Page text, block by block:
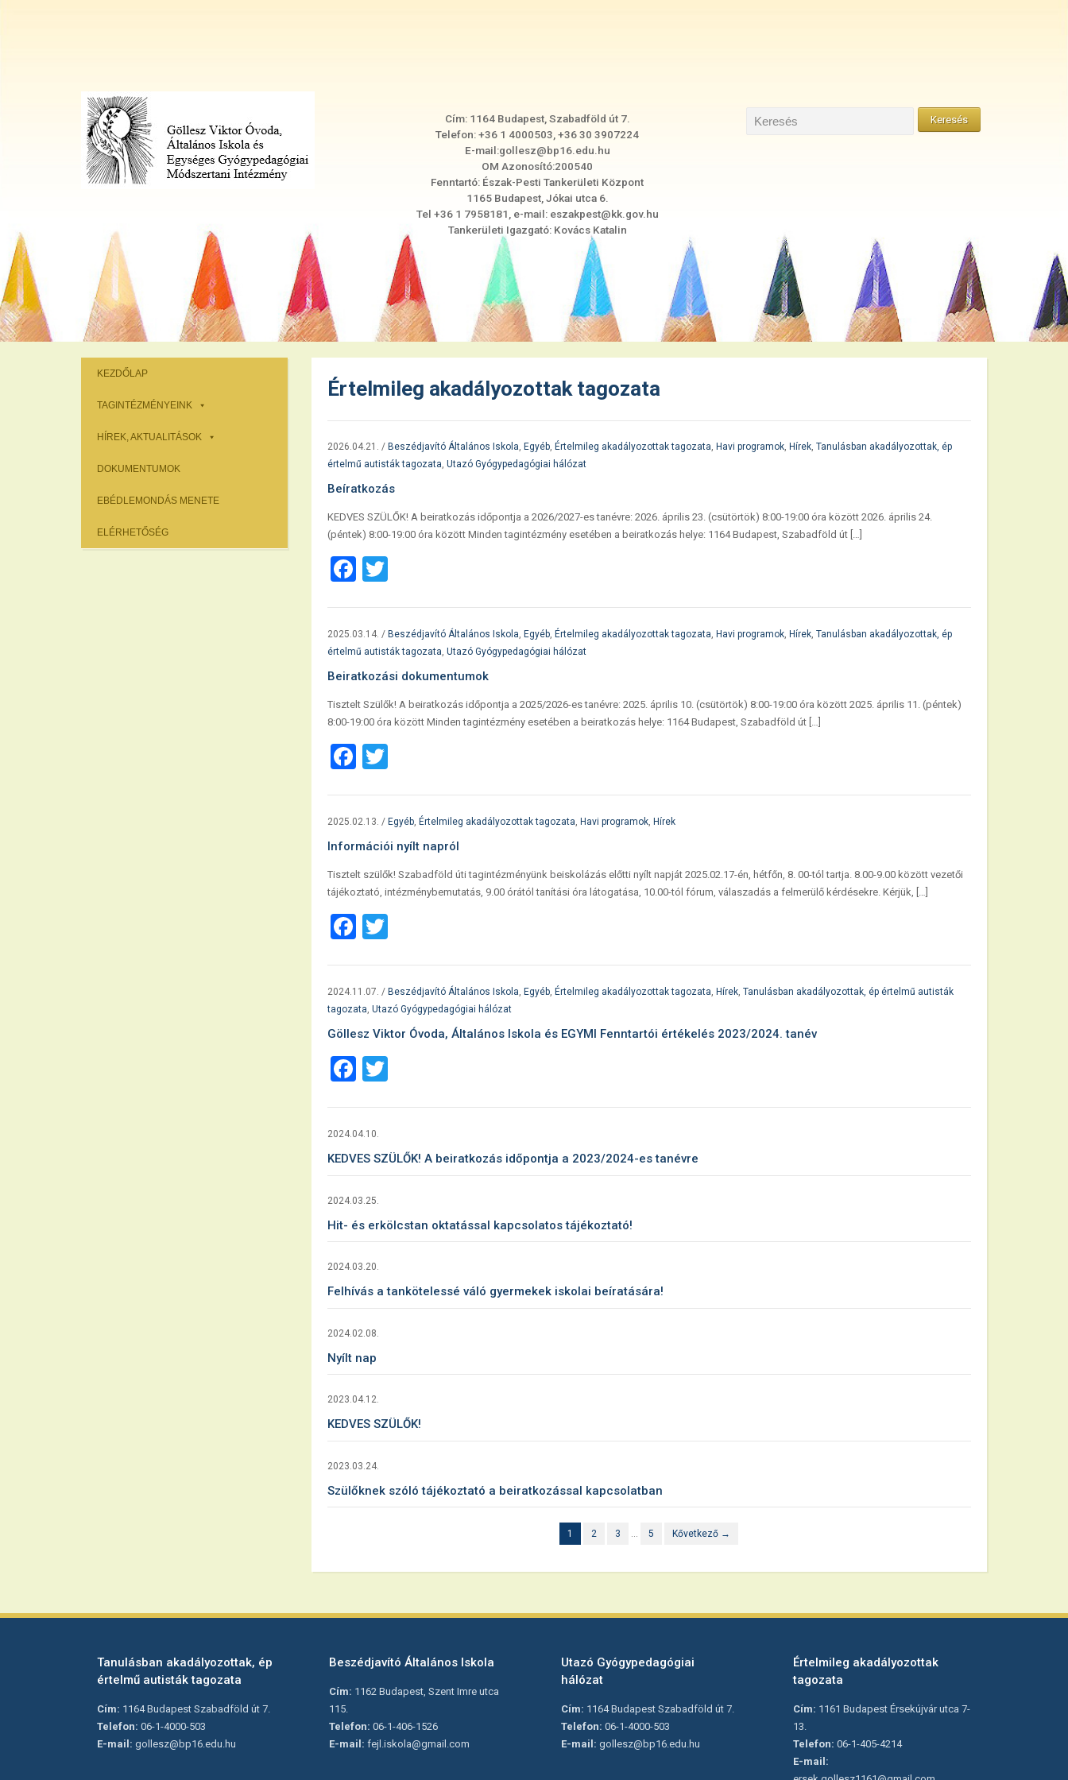
Cím: 1164 Budapest, Szabadföld út 7.
Telefon: +36 1 4000503, +36 30 3907224
E-mail:gollesz@bp16.edu.hu
OM Azonosító:200540
Fenntartó: Észak-Pesti Tankerületi Központ
1165 Budapest, Jókai utca 6.
Tel +36 1 7958181, e-mail: eszakpest@kk.gov.hu
Tankerületi Igazgató: Kovács Katalin
KEZDŐLAP
TAGINTÉZMÉNYEINK
HÍREK, AKTUALITÁSOK
DOKUMENTUMOK
EBÉDLEMONDÁS MENETE
ELÉRHETŐSÉG
Értelmileg akadályozottak tagozata
2026.04.21. / Beszédjavító Általános Iskola, Egyéb, Értelmileg akadályozottak tagozata, Havi programok, Hírek, Tanulásban akadályozottak, ép
értelmű autisták tagozata, Utazó Gyógypedagógiai hálózat
Beíratkozás
KEDVES SZÜLŐK! A beiratkozás időpontja a 2026/2027-es tanévre: 2026. április 23. (csütörtök) 8:00-19:00 óra között 2026. április 24.
(péntek) 8:00-19:00 óra között Minden tagintézmény esetében a beiratkozás helye: 1164 Budapest, Szabadföld út […]
Facebook
Twitter
2025.03.14. / Beszédjavító Általános Iskola, Egyéb, Értelmileg akadályozottak tagozata, Havi programok, Hírek, Tanulásban akadályozottak, ép
értelmű autisták tagozata, Utazó Gyógypedagógiai hálózat
Beiratkozási dokumentumok
Tisztelt Szülők! A beiratkozás időpontja a 2025/2026-es tanévre: 2025. április 10. (csütörtök) 8:00-19:00 óra között 2025. április 11. (péntek)
8:00-19:00 óra között Minden tagintézmény esetében a beiratkozás helye: 1164 Budapest, Szabadföld út […]
Facebook
Twitter
2025.02.13. / Egyéb, Értelmileg akadályozottak tagozata, Havi programok, Hírek
Információi nyílt napról
Tisztelt szülők! Szabadföld úti tagintézményünk beiskolázás előtti nyílt napját 2025.02.17-én, hétfőn, 8. 00-tól tartja. 8.00-9.00 között vezetői
tájékoztató, intézménybemutatás, 9.00 órától tanítási óra látogatása, 10.00-tól fórum, válaszadás a felmerülő kérdésekre. Kérjük, […]
Facebook
Twitter
2024.11.07. / Beszédjavító Általános Iskola, Egyéb, Értelmileg akadályozottak tagozata, Hírek, Tanulásban akadályozottak, ép értelmű autisták
tagozata, Utazó Gyógypedagógiai hálózat
Göllesz Viktor Óvoda, Általános Iskola és EGYMI Fenntartói értékelés 2023/2024. tanév
Facebook
Twitter
2024.04.10.
KEDVES SZÜLŐK! A beiratkozás időpontja a 2023/2024-es tanévre
2024.03.25.
Hit- és erkölcstan oktatással kapcsolatos tájékoztató!
2024.03.20.
Felhívás a tankötelessé váló gyermekek iskolai beíratására!
2024.02.08.
Nyílt nap
2023.04.12.
KEDVES SZÜLŐK!
2023.03.24.
Szülőknek szóló tájékoztató a beiratkozással kapcsolatban
1 2 3 … 5 Kővetkező →
Tanulásban akadályozottak, ép
értelmű autisták tagozata
Cím: 1164 Budapest Szabadföld út 7.
Telefon: 06-1-4000-503
E-mail: gollesz@bp16.edu.hu
Beszédjavító Általános Iskola
Cím: 1162 Budapest, Szent Imre utca
115.
Telefon: 06-1-406-1526
E-mail: fejl.iskola@gmail.com
Utazó Gyógypedagógiai
hálózat
Cím: 1164 Budapest Szabadföld út 7.
Telefon: 06-1-4000-503
E-mail: gollesz@bp16.edu.hu
Értelmileg akadályozottak
tagozata
Cím: 1161 Budapest Érsekújvár utca 7-
13.
Telefon: 06-1-405-4214
E-mail: